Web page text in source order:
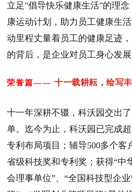
立足"倡导快乐健康生活"的理
康运动计划，助力员工健康生
动里程丈量着员工的健康足迹
的背后，是企业对员工身心发展
荣誉篇—— 十一载耕耘，绘写
十一年深耕不辍，科沃园交出
单。迄今为止，科沃园已完成
专利布局项目；辅导500多个客
省级科技奖和专利奖；获得“中
会理事单位”、“全国科技型企